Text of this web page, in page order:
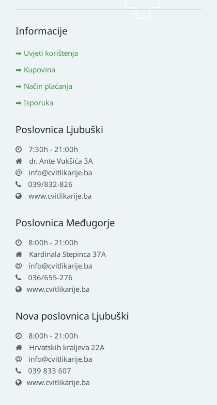
Informacije
Uvjeti korištenja
Kupovina
Način plaćanja
Isporuka
Poslovnica Ljubuški
7:30h - 21:00h
dr. Ante Vukšića 3A
info@cvitlikarije.ba
039/832-826
www.cvitlikarije.ba
Poslovnica Međugorje
8:00h - 21:00h
Kardinala Stepinca 37A
info@cvitlikarije.ba
036/655-276
www.cvitlikarije.ba
Nova poslovnica Ljubuški
8:00h - 21:00h
Hrvatskih kraljeva 22A
info@cvitlikarije.ba
039 833 607
www.cvitlikarije.ba